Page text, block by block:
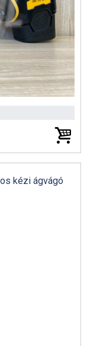
katalógus
kézi ágvágó